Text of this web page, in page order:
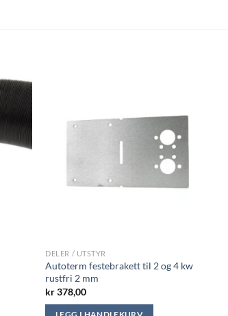
DELER / UTSTYR
Autoterm festebrakett til 2 og 4 kw
rustfri 2 mm
kr378,00